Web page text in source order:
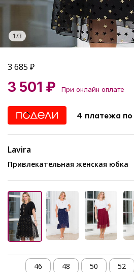
1/3
3 685 ₽
3 501 ₽ При онлайн оплате
4 платежа
Lavira
Привлекательная женская юбка
46 48 50 52